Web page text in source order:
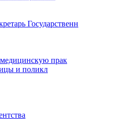
Государственн
прак
и поликл